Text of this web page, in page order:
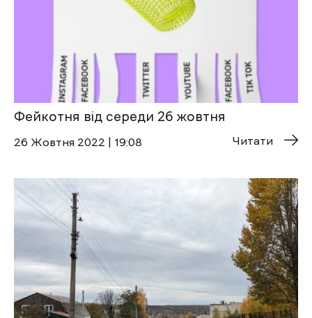
Фейкотня від середи 26 жовтня
26 Жовтня 2022 | 19:08 Читати